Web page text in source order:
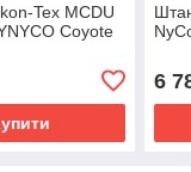
Tex MCDU
Coyote
6